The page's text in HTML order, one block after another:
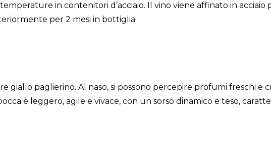
in contenitori d’acciaio. Il vino viene affinato in
per 2 mesi in bottiglia
giallo paglierino. Al naso, si possono percepire profumi freschi
è leggero, agile e vivace, con un sorso dinamico e teso,